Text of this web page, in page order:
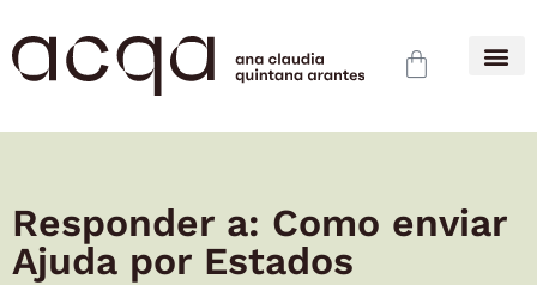
Responder a: Como enviar
Ajuda por Estados